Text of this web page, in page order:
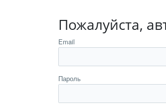
Пожалуйста,
Email
Пароль